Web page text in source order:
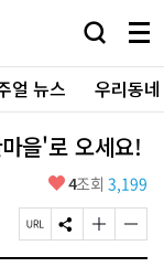
검
창
열
기
메
뉴
전
체
보
기
얼 뉴스 우리동
을'로 오세요!
좋
요
4조회 3,199
페
이
S
N
글
자
글
자